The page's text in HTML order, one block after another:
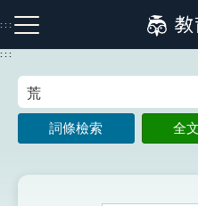
到
主
:::
注音索引圖示 筆畫索
:::
詞條檢索 全